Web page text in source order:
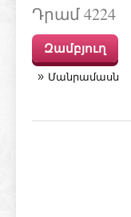
Դրամ 4224
Զամբյուղ
Մանրամասն